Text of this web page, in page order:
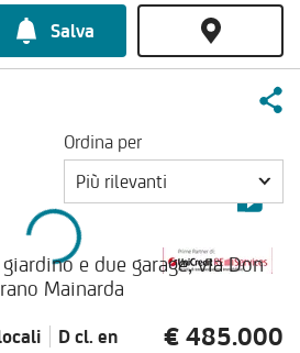
Salva
Ordina per
Più rilevanti
e due garage, via Don
Mainarda
D cl. en € 485.000